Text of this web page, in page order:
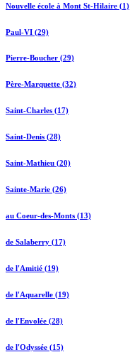
Nouvelle école à Mont St-Hilaire (1)
Paul-VI (29)
Pierre-Boucher (29)
Père-Marquette (32)
Saint-Charles (17)
Saint-Denis (28)
Saint-Mathieu (20)
Sainte-Marie (26)
au Coeur-des-Monts (13)
de Salaberry (17)
de l'Amitié (19)
de l'Aquarelle (19)
de l'Envolée (28)
de l'Odyssée (15)